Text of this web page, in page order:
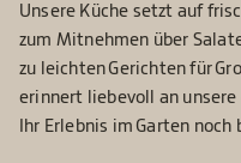
Unsere Küche setzt auf
zum Mitnehmen über
zu leichten Gerichten für
erinnert liebevoll an
Ihr Erlebnis im Garten